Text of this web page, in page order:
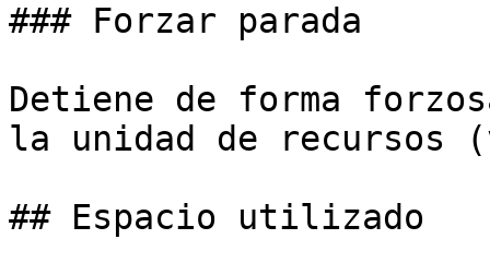
### Forzar parada
Detiene de forma
la unidad de recursos
## Espacio utilizado